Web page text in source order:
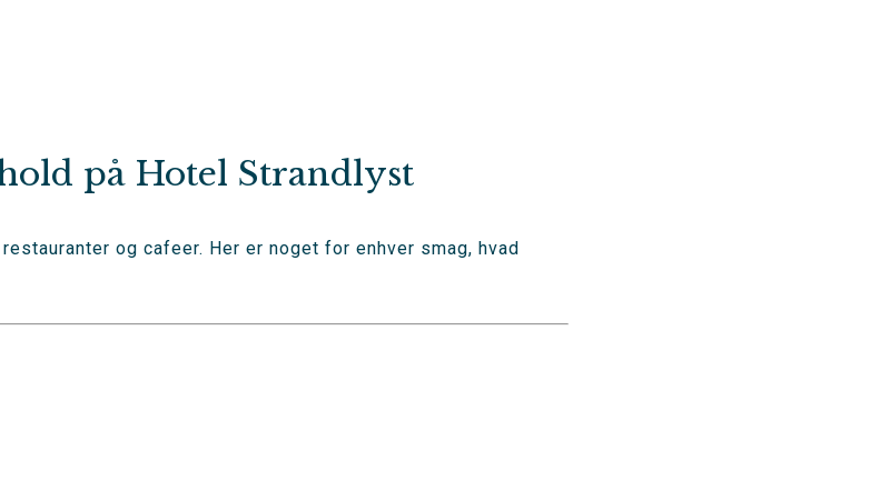
på Hotel Strandlyst
og cafeer. Her er noget for enhver smag, hvad